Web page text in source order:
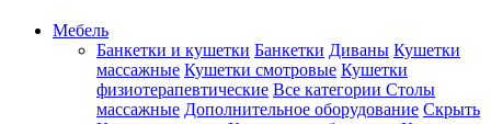
Мебель
Банкетки и кушетки Банкетки Диваны Кушетки
массажные Кушетки смотровые Кушетки
физиотерапевтические Все категории Столы
массажные Дополнительное оборудование Скрыть